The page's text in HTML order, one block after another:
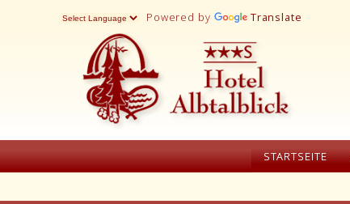
Powered by Translate
STARTSEITE